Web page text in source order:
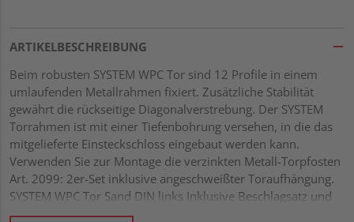
ARTIKELBESCHREIBUNG
Beim robusten SYSTEM WPC Tor sind 12 Profile in einem
umlaufenden Metallrahmen fixiert. Zusätzliche Stabilität
gewährt die rückseitige Diagonalverstrebung. Der SYSTEM
Torrahmen ist mit einer Tiefenbohrung versehen, in die das
mitgelieferte Einsteckschloss eingebaut werden kann.
Verwenden Sie zur Montage die verzinkten Metall-Torpfosten
Art. 2099: 2er-Set inklusive angeschweißter Toraufhängung.
SYSTEM WPC Tor Sand DIN links Inklusive Beschlagsatz und
Schloss